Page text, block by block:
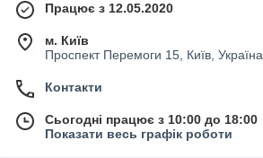
Працює з 12.05.2020
м. Київ
Проспект Перемоги 15, Київ, Україна
Контакти
Сьогодні працює з 10:00 до 18:00
Показати весь графік роботи